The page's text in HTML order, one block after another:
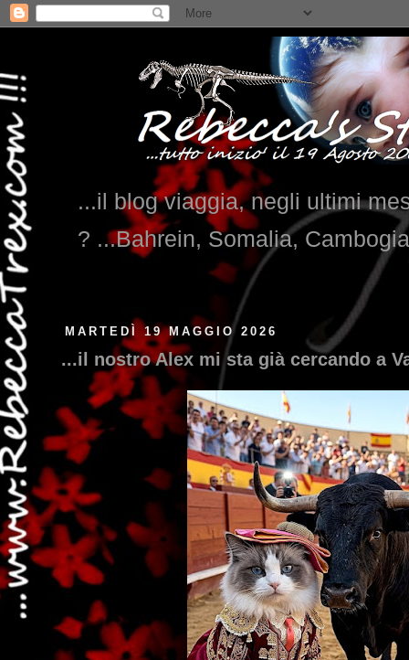
...il blog viaggia, negli ultimi
? ...Bahrein, Somalia,
MARTEDÌ 19 MAGGIO 2026
...il nostro Alex mi sta già cercando a